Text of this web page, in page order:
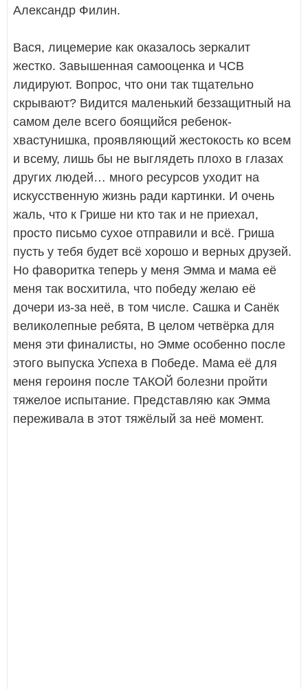
Александр Филин.
Вася, лицемерие как оказалось зеркалит
жестко. Завышенная самооценка и ЧСВ
лидируют. Вопрос, что они так тщательно
скрывают? Видится маленький беззащитный на
самом деле всего боящийся ребенок-
хвастунишка, проявляющий жестокость ко всем
и всему, лишь бы не выглядеть плохо в глазах
других людей… много ресурсов уходит на
искусственную жизнь ради картинки. И очень
жаль, что к Грише ни кто так и не приехал,
просто письмо сухое отправили и всё. Гриша
пусть у тебя будет всё хорошо и верных друзей.
Но фаворитка теперь у меня Эмма и мама её
меня так восхитила, что победу желаю её
дочери из-за неё, в том числе. Сашка и Санёк
великолепные ребята, В целом четвёрка для
меня эти финалисты, но Эмме особенно после
этого выпуска Успеха в Победе. Мама её для
меня героиня после ТАКОЙ болезни пройти
тяжелое испытание. Представляю как Эмма
переживала в этот тяжёлый за неё момент.